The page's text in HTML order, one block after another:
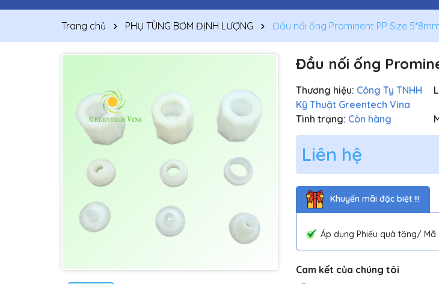
Trang chủ PHỤ TÙNG BƠM ĐỊNH LƯỢNG Đầu nối ống Prominent PP Size 5*8mm
Đầu nối ống
Thương hiệu: Công Ty TNHH
Kỹ Thuật Greentech Vina
Tình trạng: Còn hàng
Liên hệ
Khuyến mãi đặc biệt !!!
Áp dụng Phiếu quà tặng/
Cam kết của chúng tôi